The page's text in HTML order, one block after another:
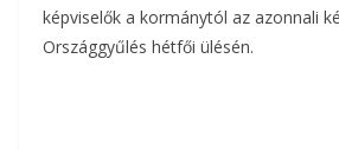
képviselők a kormánytól az azonnali
Országgyűlés hétfői ülésén.